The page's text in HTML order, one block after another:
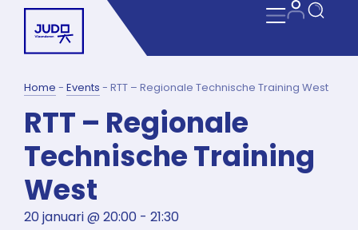
Home - Events - RTT – Regionale Technische Training West
RTT – Regionale
Technische Training
West
20 januari@ 20:00 - 21:30